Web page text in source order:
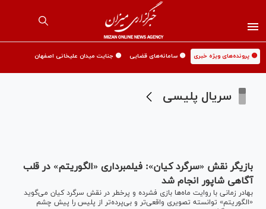
🟡 پرونده‌های ویژه خبری 🟡 سامانه‌های قضایی 🟡 جنایت میدان علیخانی اصفهان
سریال پلیسی
بازیگر نقش «سرگرد کیان»: فیلمبرداری «الگوریتم» در قلب
آگاهی شاپور انجام شد
بهادر زمانی با روایت ماه‌ها بازی فشرده و پرخطر در نقش سرگرد کیان می‌گوید
«الگوریتم» توانسته تصویری واقعی‌تر و بی‌پرده‌تر از پلیس را پیش چشم